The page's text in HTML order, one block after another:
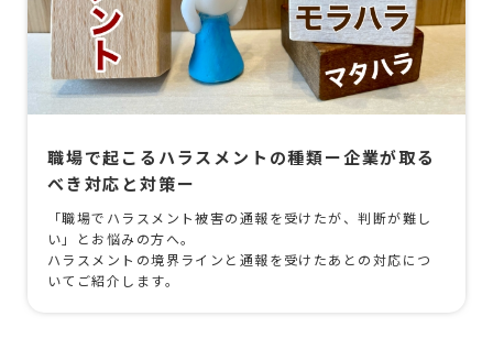
職場で起こるハラスメントの種類ー企業が取る
べき対応と対策ー
「職場でハラスメント被害の通報を受けたが、判断が難し
い」とお悩みの方へ。
ハラスメントの境界ラインと通報を受けたあとの対応につ
いてご紹介します。